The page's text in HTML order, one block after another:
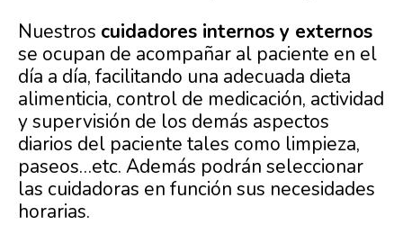
Nuestros cuidadores internos y externos
se ocupan de acompañar al paciente en el
día a día, facilitando una adecuada dieta
alimenticia, control de medicación, actividad
y supervisión de los demás aspectos
diarios del paciente tales como limpieza,
paseos…etc. Además podrán seleccionar
las cuidadoras en función sus necesidades
horarias.